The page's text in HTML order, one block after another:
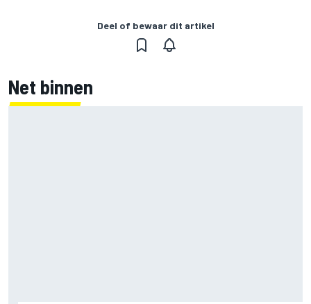
Deel of bewaar dit artikel
Net binnen